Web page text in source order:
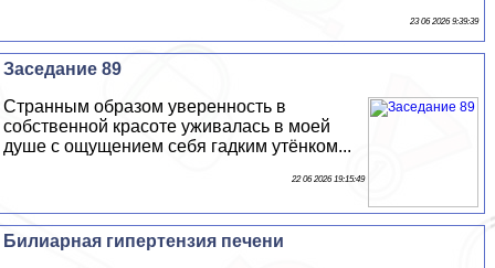
23 06 2026 9:39:39
Заседание 89
Странным образом уверенность в
собственной красоте уживалась в моей
душе с ощущением себя гадким утёнком...
22 06 2026 19:15:49
Билиарная гипертензия печени